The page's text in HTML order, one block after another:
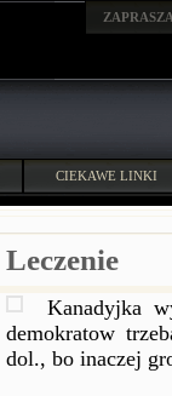
CIEKAWE LINKI
Leczenie
Kanadyjka
demokratow
dol., bo inaczej